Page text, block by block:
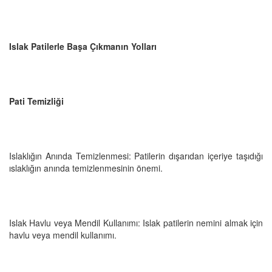
Islak Patilerle Başa Çıkmanın Yolları
Pati Temizliği
Islaklığın Anında Temizlenmesi: Patilerin dışarıdan içeriye taşıdığı
ıslaklığın anında temizlenmesinin önemi.
Islak Havlu veya Mendil Kullanımı: Islak patilerin nemini almak için
havlu veya mendil kullanımı.